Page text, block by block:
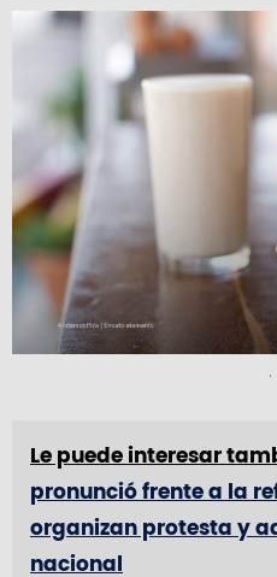
.
Le puede interesar
pronunció frente a la
organizan protesta y
nacional